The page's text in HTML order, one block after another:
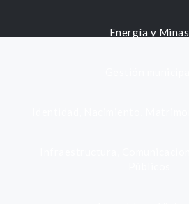
Energía y Minas